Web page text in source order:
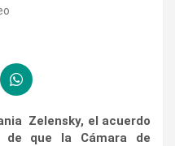
Zelensky, el acuerdo
de que la Cámara de